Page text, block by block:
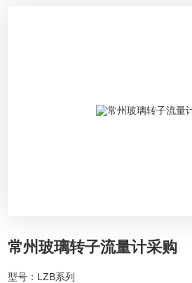
常州玻璃转子流量计采购
型号：LZB系列